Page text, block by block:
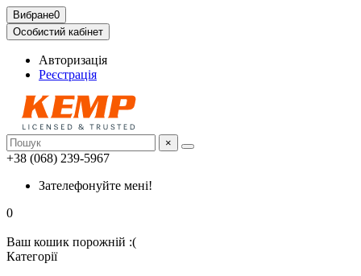
Вибране0
Особистий кабінет
Авторизація
Реєстрація
×
+38 (068) 239-5967
Зателефонуйте мені!
0
Ваш кошик порожній :(
Категорії